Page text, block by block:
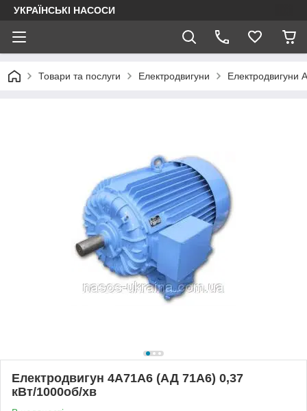
УКРАЇНСЬКІ НАСОСИ
Товари та послуги Електродвигуни Електродвигуни
Електродвигун 4А71А6 (АД 71А6) 0,37
кВт/1000об/хв